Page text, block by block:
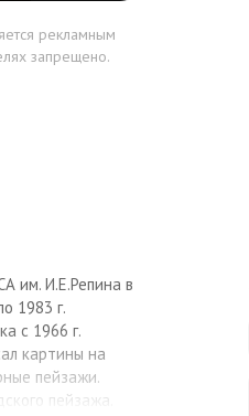
рекламным
запрещено.
им. И.Е.Репина в
1983 г.
с 1966 г.
картины на
пейзажи.
пейзажа.